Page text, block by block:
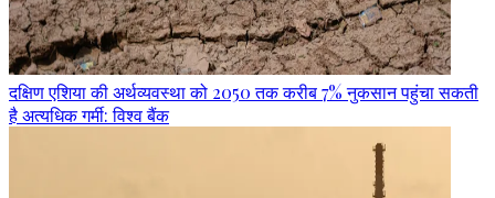
दक्षिण एशिया की अर्थव्यवस्था को 2050 तक करीब 7% नुकसान पहुंचा सकती
है अत्यधिक गर्मी: विश्व बैंक